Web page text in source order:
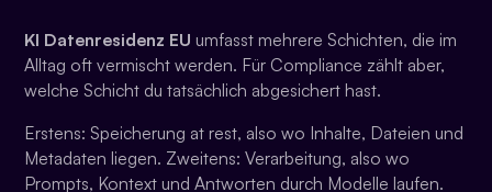
KI Datenresidenz EU umfasst mehrere Schichten, die im
Alltag oft vermischt werden. Für Compliance zählt aber,
welche Schicht du tatsächlich abgesichert hast.
Erstens: Speicherung at rest, also wo Inhalte, Dateien und
Metadaten liegen. Zweitens: Verarbeitung, also wo
Prompts, Kontext und Antworten durch Modelle laufen.